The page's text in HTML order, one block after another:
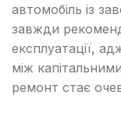
автомобіль із
завжди
експлуатації,
між
ремонт стає